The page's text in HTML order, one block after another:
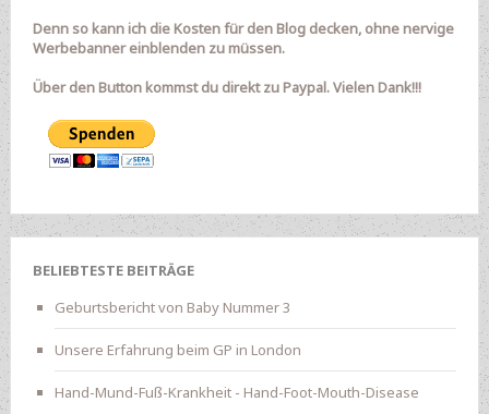
Denn so kann ich die Kosten für den Blog decken, ohne nervige
Werbebanner einblenden zu müssen.
Über den Button kommst du direkt zu Paypal. Vielen Dank!!!
BELIEBTESTE BEITRÄGE
Geburtsbericht von Baby Nummer 3
Unsere Erfahrung beim GP in London
Hand-Mund-Fuß-Krankheit - Hand-Foot-Mouth-Disease